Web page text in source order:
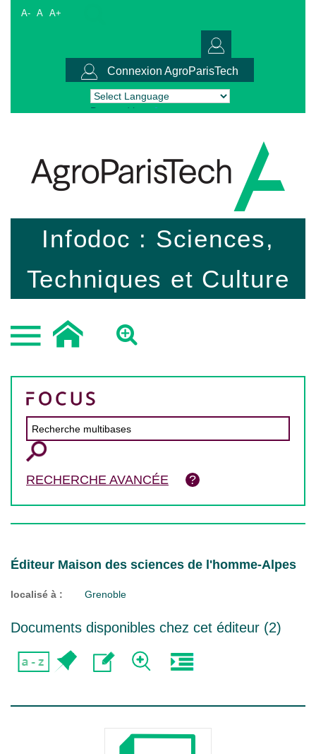
A- A A+
Connexion AgroParisTech
Powered by Translate
Infodoc : Sciences,
Techniques et Culture
RECHERCHE AVANCÉE
Éditeur Maison des sciences de l'homme-Alpes
localisé à : Grenoble
Documents disponibles chez cet éditeur (2)